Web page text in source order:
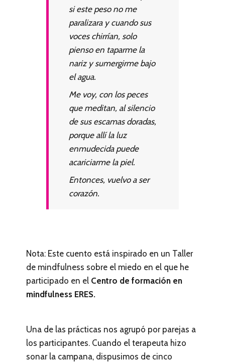
si este peso no me
paralizara y cuando sus
voces chirrían, solo
pienso en taparme la
nariz y sumergirme bajo
el agua.
Me voy, con los peces
que meditan, al silencio
de sus escamas doradas,
porque allí la luz
enmudecida puede
acariciarme la piel.
Entonces, vuelvo a ser
corazón.
Nota: Este cuento está inspirado en un Taller
de mindfulness sobre el miedo en el que he
participado en el Centro de formación en
mindfulness ERES.
Una de las prácticas nos agrupó por parejas a
los participantes. Cuando el terapeuta hizo
sonar la campana, dispusimos de cinco